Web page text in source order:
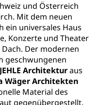
und Österreich
Mit dem neuen
ein universales Haus
Konzerte und Theater
Der modernen
geschwungenen
JEHLE Architekturaus
Wäger Architekten
Material des
gegenübergestellt.